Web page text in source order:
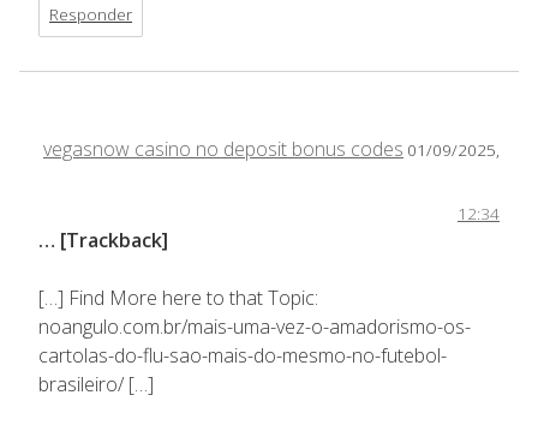
Responder
vegasnow casino no deposit bonus codes 01/09/2025,
12:34
… [Trackback]
[…] Find More here to that Topic:
noangulo.com.br/mais-uma-vez-o-amadorismo-os-
cartolas-do-flu-sao-mais-do-mesmo-no-futebol-
brasileiro/ […]